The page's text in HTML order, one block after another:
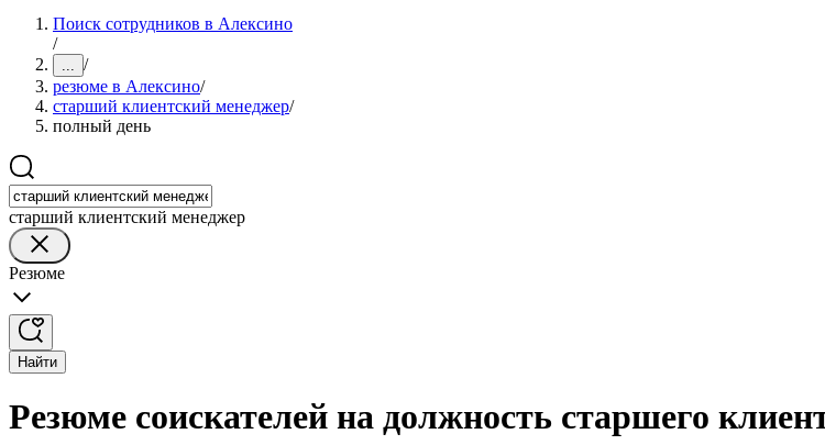
Поиск сотрудников в Алексино
/
... /
резюме в Алексино/
старший клиентский менеджер/
полный день
старший клиентский менеджер
Резюме
Найти
Резюме соискателей на должность старшего